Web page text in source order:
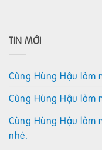
TIN MỚI
Cùng Hùng Hậu làm
Cùng Hùng Hậu làm
Cùng Hùng Hậu làm
nhé.